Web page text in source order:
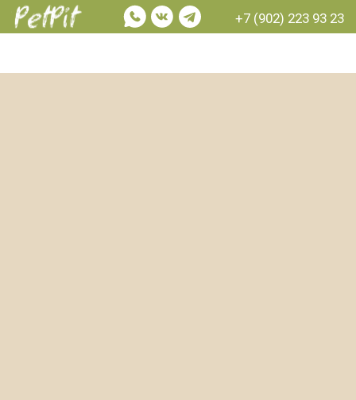
+7 (902) 223 93 23